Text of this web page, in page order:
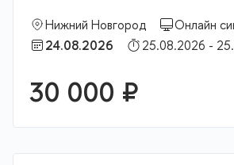
Нижний Новгород
Онлайн
24.08.2026
25.08.2026 -
30 000 ₽